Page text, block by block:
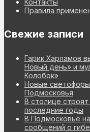
Правила
Свежие записи
Гарик Харламов
Новый день» и
Колобок»
Новые светофоры
Подмосковья
В столице
последние годы
В Подмосковье
сообщений о